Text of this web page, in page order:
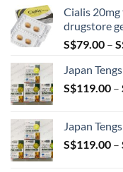
Cialis
drugstore
S$79.00 –
Japan
S$119.00 –
Japan
S$119.00 –